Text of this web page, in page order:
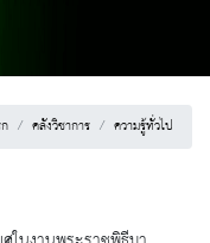
คลังวิชาการ ความรู้ทั่วไป